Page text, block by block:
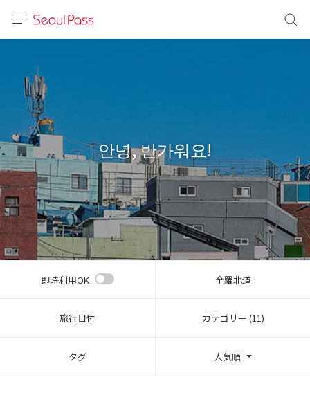
体)
文 (台灣)
안녕, 반가워요!
即時利用OK 全羅北道
旅行日付 カテゴリー (11)
タグ 人気順